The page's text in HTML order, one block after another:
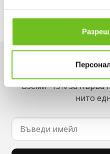
ползването от Ваша
Искаш да си
Вземи -15% за първа
нито